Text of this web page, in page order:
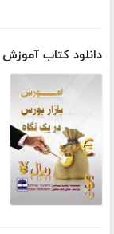
دانلود کتاب آموزش